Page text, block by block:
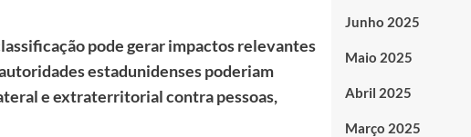
pode gerar impactos relevantes
estadunidenses poderiam
e extraterritorial contra pessoas,
Junho 2025
Maio 2025
Abril 2025
Março 2025